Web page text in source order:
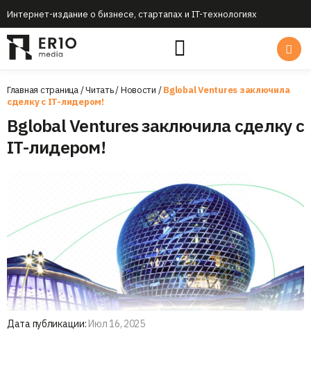
Интернет-издание о бизнесе, стартапах и IT-технологиях
Главная страница/Читать/Новости /Bglobal Ventures заключила
сделку с IT-лидером!
Bglobal Ventures заключила сделку с
IT-лидером!
Дата публикации: Июл 16, 2025